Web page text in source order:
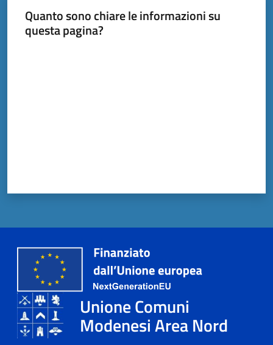
Quanto sono chiare le informazioni su
questa pagina?
Unione Comuni
Modenesi Area Nord